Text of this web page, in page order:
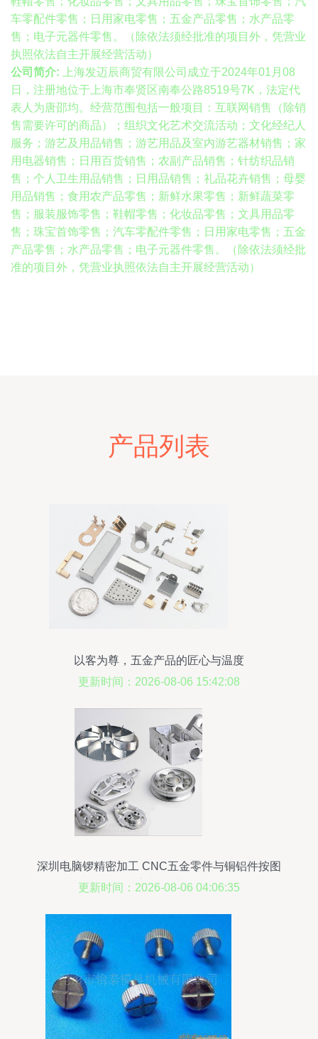
车零配件零售；日用家电零售；五金产品零售；水产品零
售；电子元器件零售。（除依法须经批准的项目外，凭营业
执照依法自主开展经营活动）
公司简介: 上海发迈辰商贸有限公司成立于2024年01月08
日，注册地位于上海市奉贤区南奉公路8519号7K，法定代
表人为唐邵均。经营范围包括一般项目：互联网销售（除销
售需要许可的商品）；组织文化艺术交流活动；文化经纪人
服务；游艺及用品销售；游艺用品及室内游艺器材销售；家
用电器销售；日用百货销售；农副产品销售；针纺织品销
售；个人卫生用品销售；日用品销售；礼品花卉销售；母婴
用品销售；食用农产品零售；新鲜水果零售；新鲜蔬菜零
售；服装服饰零售；鞋帽零售；化妆品零售；文具用品零
售；珠宝首饰零售；汽车零配件零售；日用家电零售；五金
产品零售；水产品零售；电子元器件零售。（除依法须经批
准的项目外，凭营业执照依法自主开展经营活动）
产品列表
以客为尊，五金产品的匠心与温度
更新时间：2026-08-06 15:42:08
深圳电脑锣精密加工 CNC五金零件与铜铝件按图
定制首选
更新时间：2026-08-06 04:06:35